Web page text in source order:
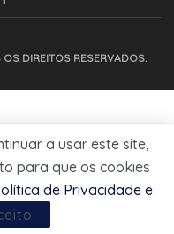
DIREITOS RESERVADOS.
a usar este site,
para que os cookies
de Privacidade e